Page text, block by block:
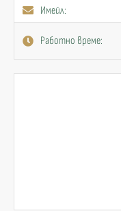
Имейл:
Работно време: